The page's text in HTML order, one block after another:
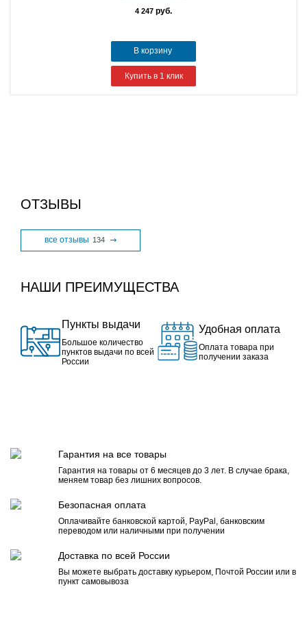
4 247 руб.
В корзину
Купить в 1 клик
ОТЗЫВЫ
все отзывы 134
НАШИ ПРЕИМУЩЕСТВА
Пункты выдачи
Большое количество
пунктов выдачи по всей
России
Удобная оплата
Оплата товара при
получении заказа
Гарантия на все товары
Гарантия на товары от 6 месяцев до 3 лет. В случае брака,
меняем товар без лишних вопросов.
Безопасная оплата
Оплачивайте банковской картой, PayPal, банковским
переводом или наличными при получении
Доставка по всей России
Вы можете выбрать доставку курьером, Почтой России или в
пункт самовывоза